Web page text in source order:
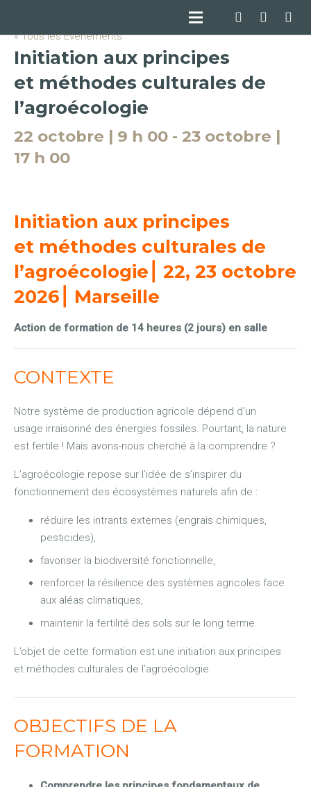
« Tous les Évènements
Initiation aux principes
et méthodes culturales de
l’agroécologie
22 octobre | 9 h 00 - 23 octobre |
17 h 00
Initiation aux principes
et méthodes culturales de
l’agroécologie⎮ 22, 23 octobre
2026⎮ Marseille
Action de formation de 14 heures (2 jours) en salle
CONTEXTE
Notre système de production agricole dépend d’un
usage irraisonné des énergies fossiles. Pourtant, la nature
est fertile ! Mais avons-nous cherché à la comprendre ?
L’agroécologie repose sur l’idée de s’inspirer du
fonctionnement des écosystèmes naturels afin de :
réduire les intrants externes (engrais chimiques,
pesticides),
favoriser la biodiversité fonctionnelle,
renforcer la résilience des systèmes agricoles face
aux aléas climatiques,
maintenir la fertilité des sols sur le long terme.
L’objet de cette formation est une initiation aux principes
et méthodes culturales de l’agroécologie.
OBJECTIFS DE LA
FORMATION